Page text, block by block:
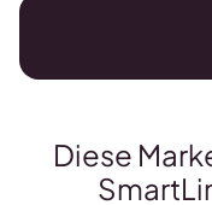
Diese